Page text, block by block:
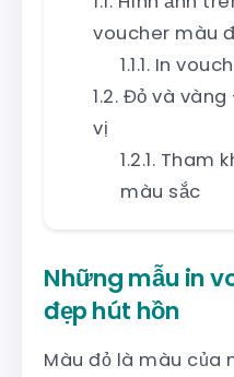
voucher màu
In
Đỏ và vàng
vị
Tham
màu sắc
Những mẫu in
đẹp hút hồn
Màu đỏ là màu của